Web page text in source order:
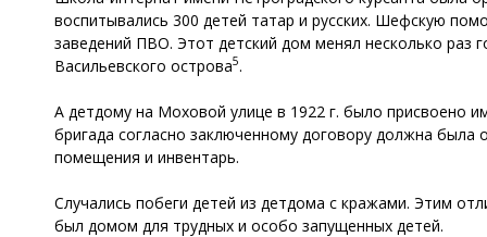
воспитывались 300 детей татар и русских. Шефскую
заведений ПВО. Этот детский дом менял несколько раз
Васильевского острова5.
А детдому на Моховой улице в 1922 г. было присвоено
бригада согласно заключенному договору должна
помещения и инвентарь.
Случались побеги детей из детдома с кражами. Этим
был домом для трудных и особо запущенных детей.